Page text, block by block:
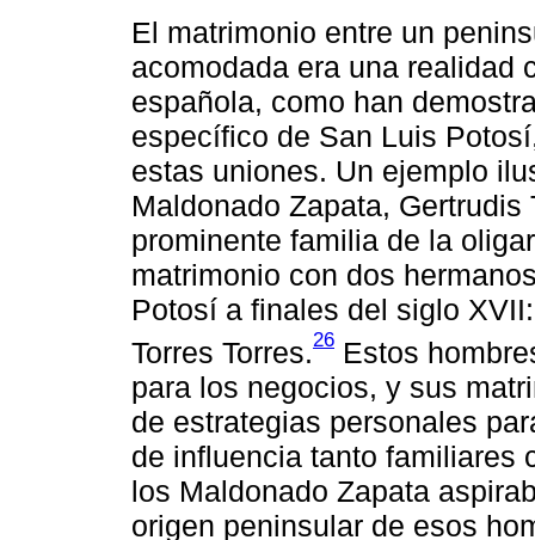
El matrimonio entre un
acomodada era una realidad
española, como han
específico de San Luis
estas uniones. Un ejemplo
Maldonado Zapata,
prominente familia de la
matrimonio con dos
Potosí a finales del siglo
Torres Torres.26 Estos
para los negocios, y sus
de estrategias personales
de influencia tanto familiares
los Maldonado Zapata
origen peninsular de esos